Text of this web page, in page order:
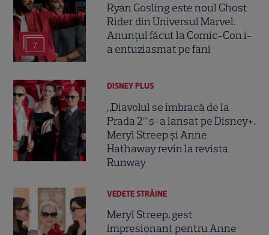
7
Ryan Gosling este noul Ghost
Rider din Universul Marvel.
Anunțul făcut la Comic-Con i-
a entuziasmat pe fani
DISNEY PLUS
„Diavolul se îmbracă de la
Prada 2” s-a lansat pe Disney+.
Meryl Streep și Anne
Hathaway revin la revista
Runway
VEDETE STRĂINE
Meryl Streep, gest
impresionant pentru Anne